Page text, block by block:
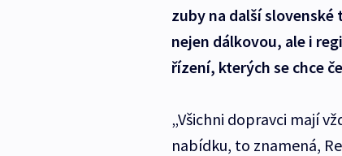
zuby na další
nejen dálkovou, ale i
řízení, kterých se chce
„Všichni dopravci mají
nabídku, to znamená,